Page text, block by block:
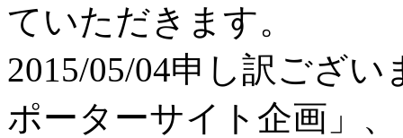
ていただきます。
2015/05/04申し訳ござい
ポーターサイト企画」